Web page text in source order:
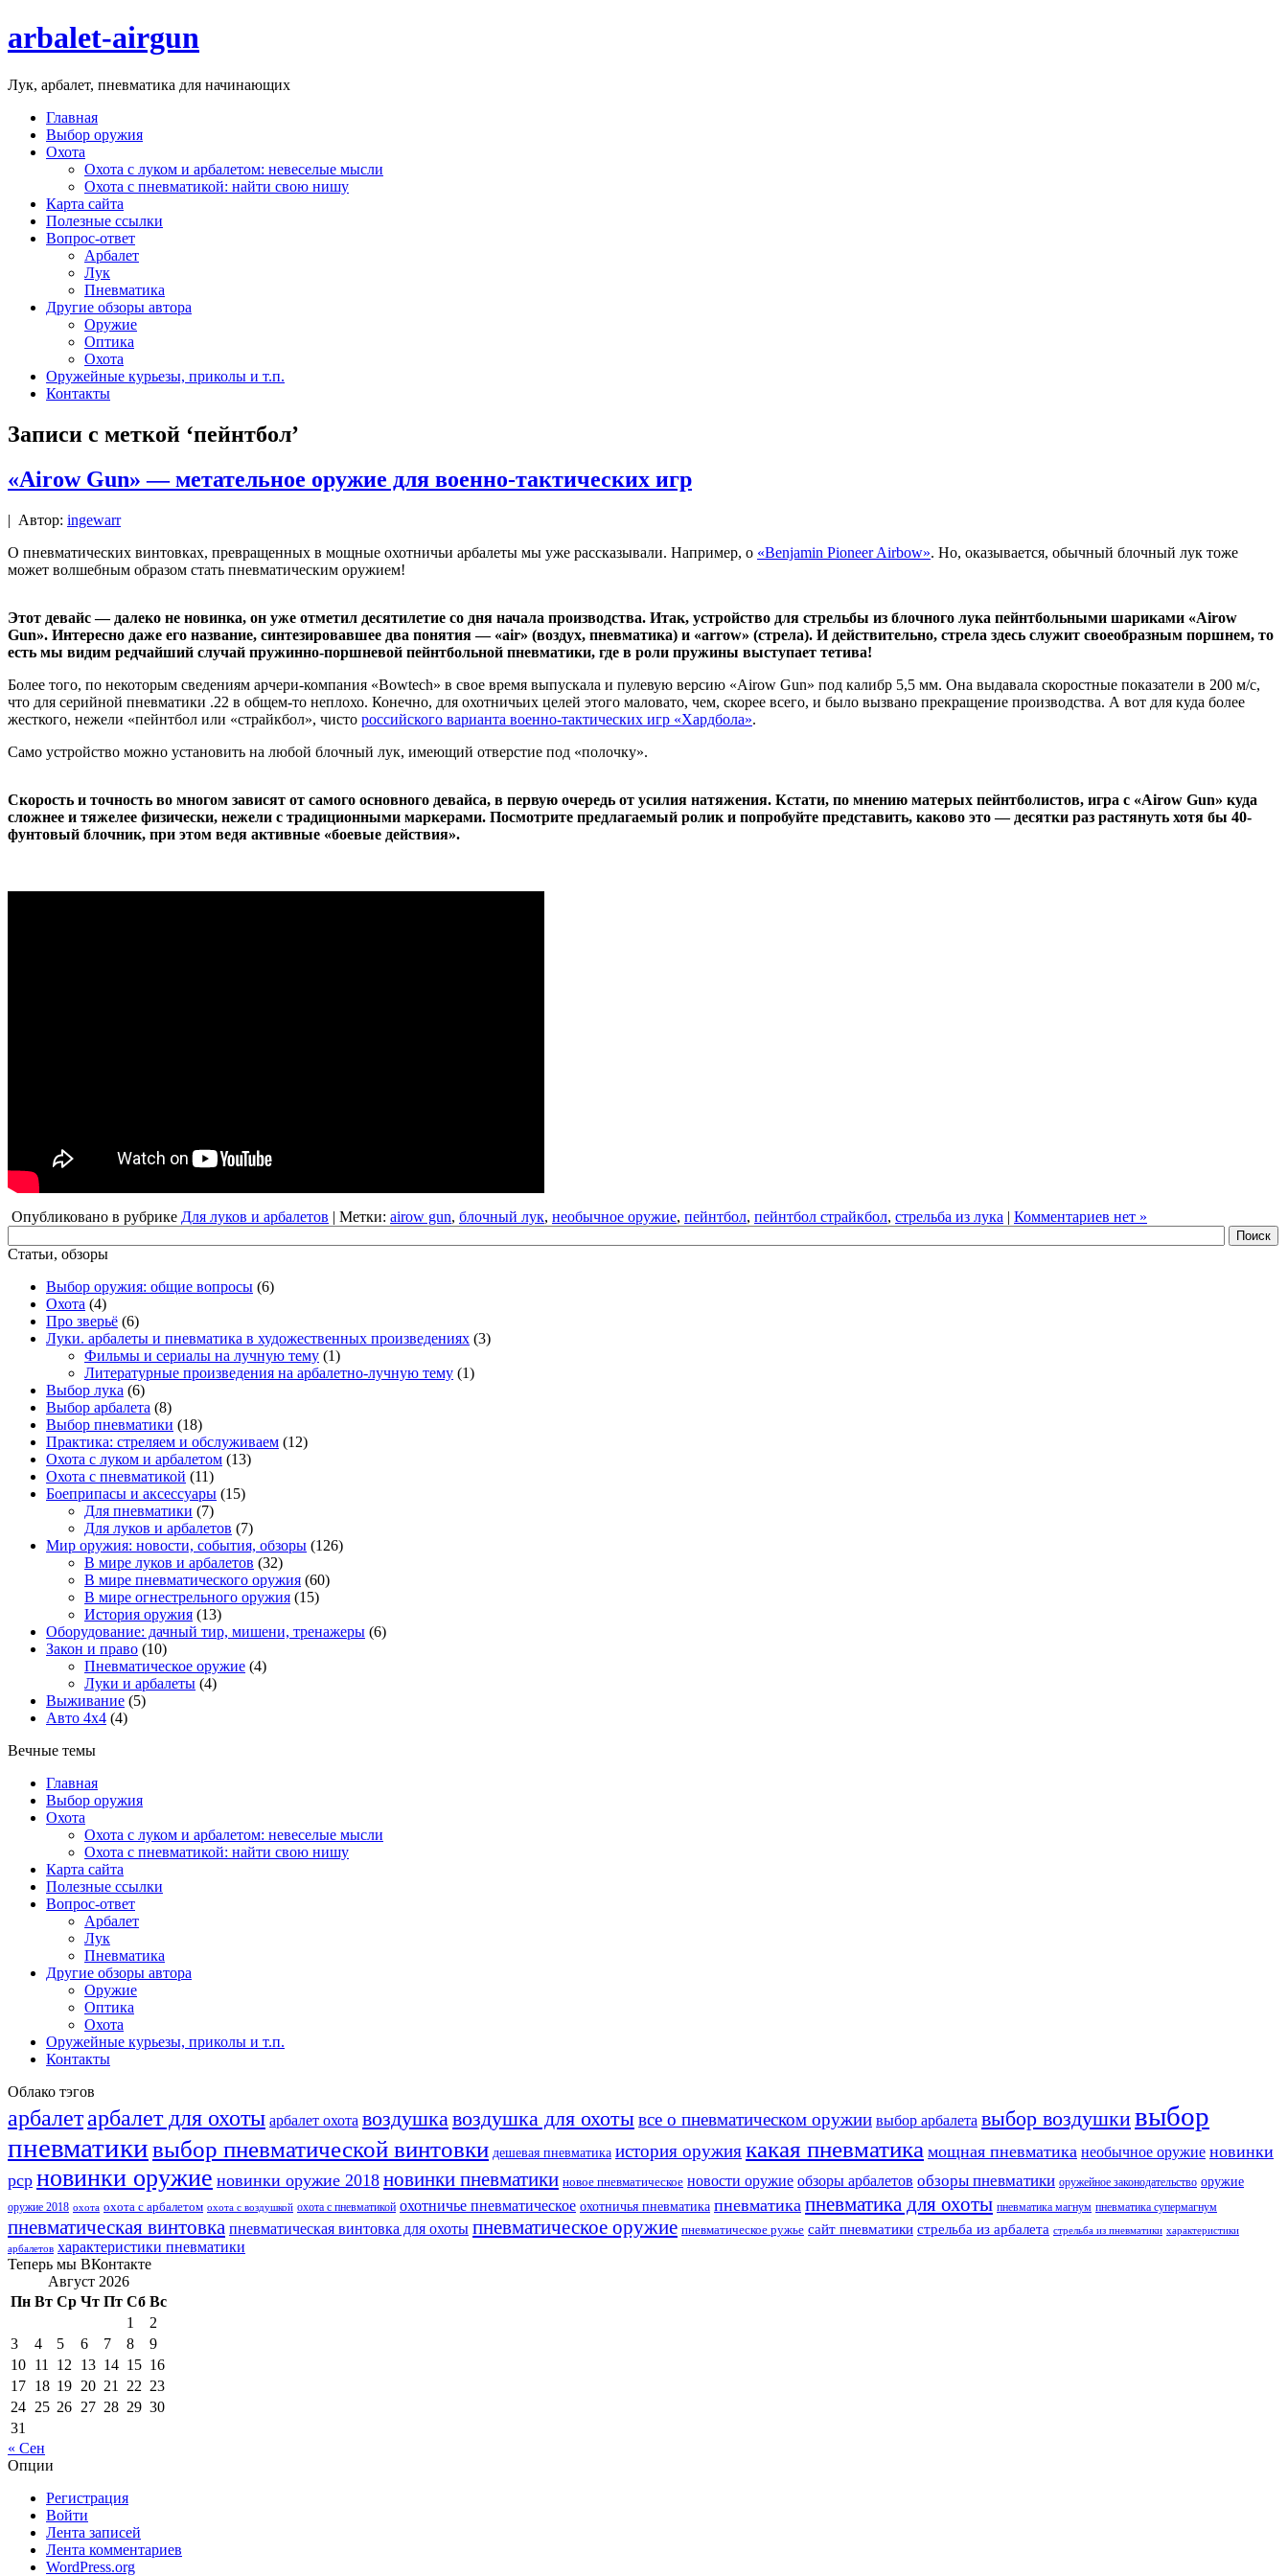
arbalet-airgun
Лук, арбалет, пневматика для начинающих
Главная
Выбор оружия
Охота
Охота с луком и арбалетом: невеселые мысли
Охота с пневматикой: найти свою нишу
Карта сайта
Полезные ссылки
Вопрос-ответ
Арбалет
Лук
Пневматика
Другие обзоры автора
Оружие
Оптика
Охота
Оружейные курьезы, приколы и т.п.
Контакты
Записи с меткой ‘пейнтбол’
«Airow Gun» — метательное оружие для военно-тактических игр
| Автор: ingewarr
О пневматических винтовках, превращенных в мощные охотничьи арбалеты мы уже рассказывали. Например, о «Benjamin Pioneer Airbow». Но, оказывается, обычный блочный лук тоже
может волшебным образом стать пневматическим оружием!
Этот девайс — далеко не новинка, он уже отметил десятилетие со дня начала производства. Итак, устройство для стрельбы из блочного лука пейнтбольными шариками «Airow
Gun». Интересно даже его название, синтезировавшее два понятия — «air» (воздух, пневматика) и «arrow» (стрела). И действительно, стрела здесь служит своеобразным поршнем, то
есть мы видим редчайший случай пружинно-поршневой пейнтбольной пневматики, где в роли пружины выступает тетива!
Более того, по некоторым сведениям арчери-компания «Bowtech» в свое время выпускала и пулевую версию «Airow Gun» под калибр 5,5 мм. Она выдавала скоростные показатели в 200 м/с,
что для серийной пневматики .22 в общем-то неплохо. Конечно, для охотничьих целей этого маловато, чем, скорее всего, и было вызвано прекращение производства. А вот для куда более
жесткого, нежели «пейнтбол или «страйкбол», чисто российского варианта военно-тактических игр «Хардбола».
Само устройство можно установить на любой блочный лук, имеющий отверстие под «полочку».
Скорость и точность во многом зависят от самого основного девайса, в первую очередь от усилия натяжения. Кстати, по мнению матерых пейнтболистов, игра с «Airow Gun» куда
сложнее и тяжелее физически, нежели с традиционными маркерами. Посмотрите предлагаемый ролик и попробуйте представить, каково это — десятки раз растянуть хотя бы 40-
фунтовый блочник, при этом ведя активные «боевые действия».
Опубликовано в рубрике Для луков и арбалетов | Метки: airow gun, блочный лук, необычное оружие, пейнтбол, пейнтбол страйкбол, стрельба из лука | Комментариев нет »
Статьи, обзоры
Выбор оружия: общие вопросы (6)
Охота (4)
Про зверьё (6)
Луки. арбалеты и пневматика в художественных произведениях (3)
Фильмы и сериалы на лучную тему (1)
Литературные произведения на арбалетно-лучную тему (1)
Выбор лука (6)
Выбор арбалета (8)
Выбор пневматики (18)
Практика: стреляем и обслуживаем (12)
Охота с луком и арбалетом (13)
Охота с пневматикой (11)
Боеприпасы и аксессуары (15)
Для пневматики (7)
Для луков и арбалетов (7)
Мир оружия: новости, события, обзоры (126)
В мире луков и арбалетов (32)
В мире пневматического оружия (60)
В мире огнестрельного оружия (15)
История оружия (13)
Оборудование: дачный тир, мишени, тренажеры (6)
Закон и право (10)
Пневматическое оружие (4)
Луки и арбалеты (4)
Выживание (5)
Авто 4х4 (4)
Вечные темы
Главная
Выбор оружия
Охота
Охота с луком и арбалетом: невеселые мысли
Охота с пневматикой: найти свою нишу
Карта сайта
Полезные ссылки
Вопрос-ответ
Арбалет
Лук
Пневматика
Другие обзоры автора
Оружие
Оптика
Охота
Оружейные курьезы, приколы и т.п.
Контакты
Облако тэгов
арбалетарбалет для охоты арбалет охота воздушка воздушка для охотывсе о пневматическом оружии выбор арбалета выбор воздушкивыбор
пневматикивыбор пневматической винтовки дешевая пневматика история оружиякакая пневматика мощная пневматика необычное оружие новинки
pcp новинки оружие новинки оружие 2018 новинки пневматики новое пневматическое новости оружие обзоры арбалетов обзоры пневматики оружейное законодательство оружие
оружие 2018 охота охота с арбалетом охота с воздушкой охота с пневматикой охотничье пневматическое охотничья пневматика пневматика пневматика для охоты пневматика магнум пневматика супермагнум
пневматическая винтовка пневматическая винтовка для охоты пневматическое оружие пневматическое ружье сайт пневматики стрельба из арбалета стрельба из пневматики характеристики
арбалетов характеристики пневматики
Теперь мы ВКонтакте
Август 2026
Пн Вт Ср Чт Пт Сб Вс
1
2
3
4 5 6 7 8
9
10 11 12 13 14 15 16
17 18 19 20 21 22 23
24 25 26 27 28 29 30
31
« Сен
Опции
Регистрация
Войти
Лента записей
Лента комментариев
WordPress.org